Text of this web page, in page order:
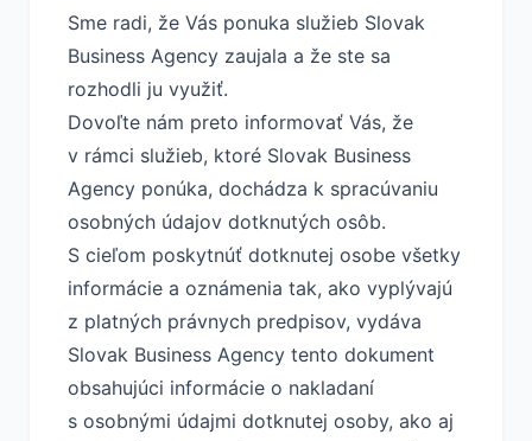
Sme radi, že Vás ponuka služieb Slovak
Business Agency zaujala a že ste sa
rozhodli ju využiť.
Dovoľte nám preto informovať Vás, že
v rámci služieb, ktoré Slovak Business
Agency ponúka, dochádza k spracúvaniu
osobných údajov dotknutých osôb.
S cieľom poskytnúť dotknutej osobe všetky
informácie a oznámenia tak, ako vyplývajú
z platných právnych predpisov, vydáva
Slovak Business Agency tento dokument
obsahujúci informácie o nakladaní
s osobnými údajmi dotknutej osoby, ako aj